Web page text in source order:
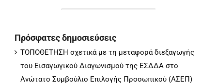
Πρόσφατες δημοσιεύσεις
ΤΟΠΟΘΕΤΗΣΗ σχετικά με τη μεταφορά διεξαγωγής
του Εισαγωγικού Διαγωνισμού της ΕΣΔΔΑ στο